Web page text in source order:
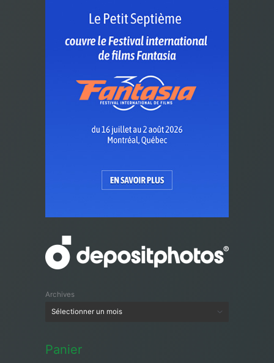
Archives
Panier